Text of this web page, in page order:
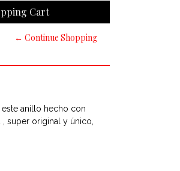
← Continue Shopping
este anillo hecho con
, super original y único,